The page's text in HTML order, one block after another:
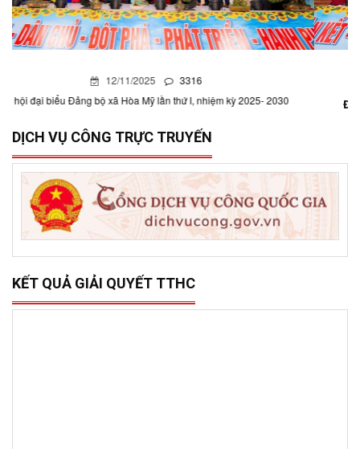
12/11/2025
Đại hội đại biểu Đảng bộ xã Hòa Mỹ lần thứ I, nhiệm kỳ
DỊCH VỤ CÔNG TRỰC TRUYẾN
KẾT QUẢ GIẢI QUYẾT TTHC